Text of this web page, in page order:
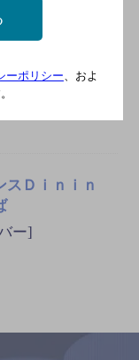
ー]
王子駅／ＪＲ
／ＪＲ中央線
／京王線 京
スＤｉｎｉｎ
ー]
ーポリシー、およ